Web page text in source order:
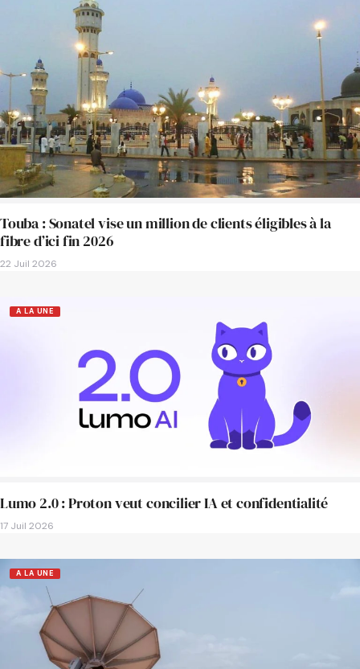
Touba : Sonatel vise un million de clients éligibles à la
fibre d’ici fin 2026
22 Juil 2026
A LA UNE
Lumo 2.0 : Proton veut concilier IA et confidentialité
17 Juil 2026
A LA UNE